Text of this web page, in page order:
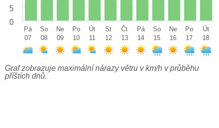
5
0
Pá
07
So
08
Ne
09
Po
10
Út
11
St
12
Čt
13
Pá
14
So
15
Ne
16
Po
17
Út
18
Graf zobrazuje maximální nárazy větru v km/h v průběhu
příštích dnů.